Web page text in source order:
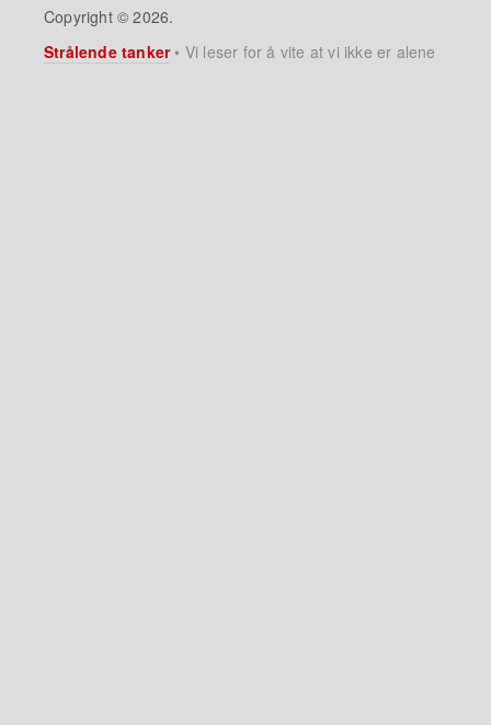
Copyright © 2026.
Strålende tanker• Vi leser for å vite at vi ikke er alene